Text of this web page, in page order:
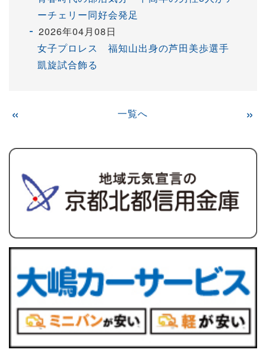
ーチェリー同好会発足
2026年04月08日
女子プロレス 福知山出身の芦田美歩選手
凱旋試合飾る
« 一覧へ